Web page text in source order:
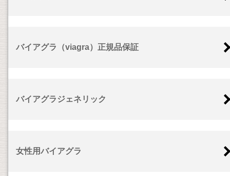
バイアグラ（viagra）正規品保証
バイアグラジェネリック
女性用バイアグラ